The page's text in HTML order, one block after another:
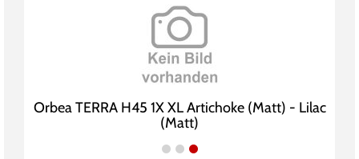
Orbea TERRA H45 1X XL Artichoke (Matt) - Lilac
(Matt)